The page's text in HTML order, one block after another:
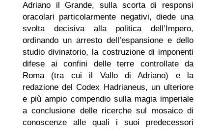
Adriano il Grande, sulla scorta di responsi
oracolari particolarmente negativi, diede una
svolta decisiva alla politica dell’Impero,
ordinando un arresto dell’espansione e dello
studio divinatorio, la costruzione di imponenti
difese ai confini delle terre controllate da
Roma (tra cui il Vallo di Adriano) e la
redazione del Codex Hadrianeus, un ulteriore
e più ampio compendio sulla magia imperiale
a conclusione delle ricerche sul mosaico di
conoscenze alle quali i suoi predecessori